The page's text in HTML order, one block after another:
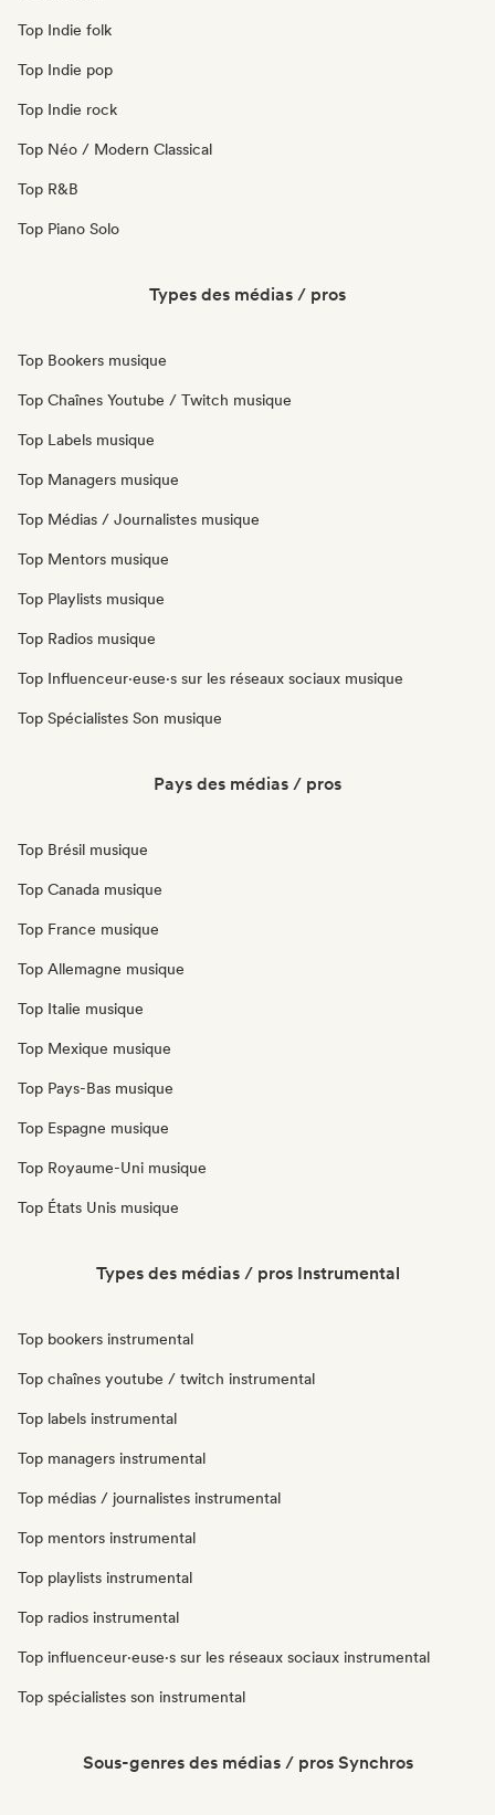
Top Indie folk
Top Indie pop
Top Indie rock
Top Néo / Modern Classical
Top R&B
Top Piano Solo
Types des médias / pros
Top Bookers musique
Top Chaînes Youtube / Twitch musique
Top Labels musique
Top Managers musique
Top Médias / Journalistes musique
Top Mentors musique
Top Playlists musique
Top Radios musique
Top Influenceur·euse·s sur les réseaux sociaux musique
Top Spécialistes Son musique
Pays des médias / pros
Top Brésil musique
Top Canada musique
Top France musique
Top Allemagne musique
Top Italie musique
Top Mexique musique
Top Pays-Bas musique
Top Espagne musique
Top Royaume-Uni musique
Top États Unis musique
Types des médias / pros Instrumental
Top bookers instrumental
Top chaînes youtube / twitch instrumental
Top labels instrumental
Top managers instrumental
Top médias / journalistes instrumental
Top mentors instrumental
Top playlists instrumental
Top radios instrumental
Top influenceur·euse·s sur les réseaux sociaux instrumental
Top spécialistes son instrumental
Sous-genres des médias / pros Synchros